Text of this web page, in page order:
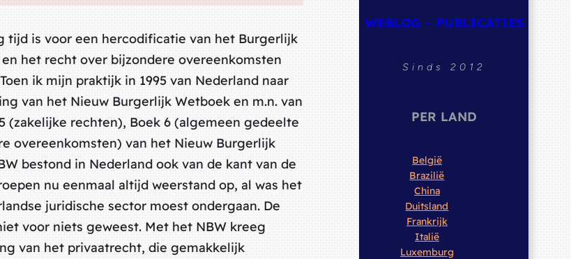
is voor een hercodificatie van het Burgerlijk
het recht over bijzondere overeenkomsten
ik mijn praktijk in 1995 van Nederland naar
van het Nieuw Burgerlijk Wetboek en m.n. van
(zakelijke rechten), Boek 6 (algemeen gedeelte
overeenkomsten) van het Nieuw Burgerlijk
bestond in Nederland ook van de kant van de
nu eenmaal altijd weerstand op, al was het
juridische sector moest ondergaan. De
voor niets geweest. Met het NBW kreeg
van het privaatrecht, die gemakkelijk
WEBLOG – PUBLICATIES
Sinds 2012
PER LAND
België
Brazilië
China
Duitsland
Frankrijk
Italië
Luxemburg